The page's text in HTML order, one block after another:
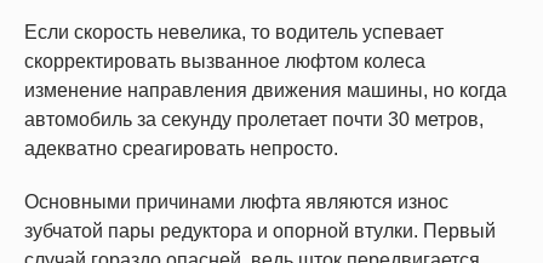
Если скорость невелика, то водитель успевает
скорректировать вызванное люфтом колеса
изменение направления движения машины, но когда
автомобиль за секунду пролетает почти 30 метров,
адекватно среагировать непросто.
Основными причинами люфта являются износ
зубчатой пары редуктора и опорной втулки. Первый